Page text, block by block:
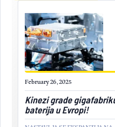
February 26, 2025
Kinezi grade
baterija u Evropi!